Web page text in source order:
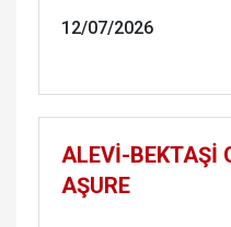
12/07/2026
ALEVİ-BEKTAŞİ
AŞURE